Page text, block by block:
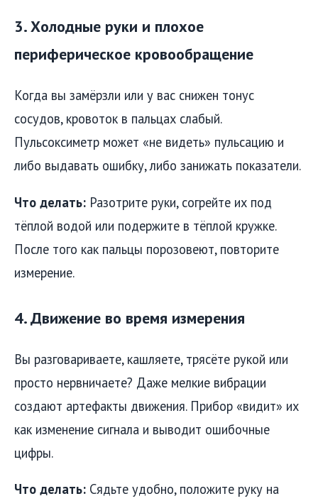
3. Холодные руки и плохое
периферическое кровообращение
Когда вы замёрзли или у вас снижен тонус
сосудов, кровоток в пальцах слабый.
Пульсоксиметр может «не видеть» пульсацию и
либо выдавать ошибку, либо занижать показатели.
Что делать: Разотрите руки, согрейте их под
тёплой водой или подержите в тёплой кружке.
После того как пальцы порозовеют, повторите
измерение.
4. Движение во время измерения
Вы разговариваете, кашляете, трясёте рукой или
просто нервничаете? Даже мелкие вибрации
создают артефакты движения. Прибор «видит» их
как изменение сигнала и выводит ошибочные
цифры.
Что делать: Сядьте удобно, положите руку на